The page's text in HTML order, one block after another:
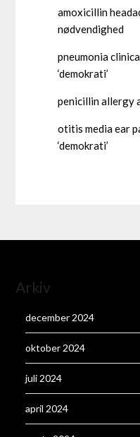
amoxicillin
nødvendighed
pneumonia
‘demokrati’
penicillin allergy
otitis media ear
‘demokrati’
Arkiv
december 2024
oktober 2024
juli 2024
april 2024